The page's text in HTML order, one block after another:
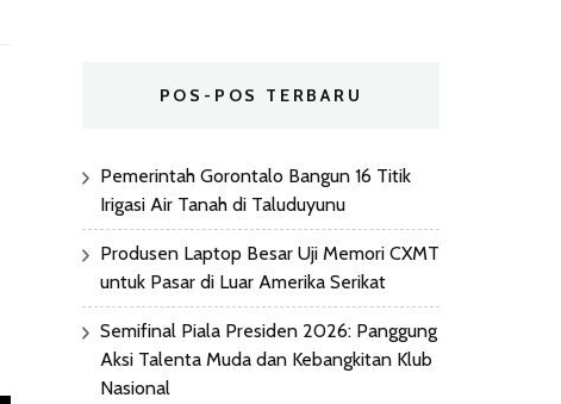
POS-POS TERBARU
Pemerintah Gorontalo Bangun 16 Titik
Irigasi Air Tanah di Taluduyunu
Produsen Laptop Besar Uji Memori CXMT
untuk Pasar di Luar Amerika Serikat
Semifinal Piala Presiden 2026: Panggung
Aksi Talenta Muda dan Kebangkitan Klub
Nasional